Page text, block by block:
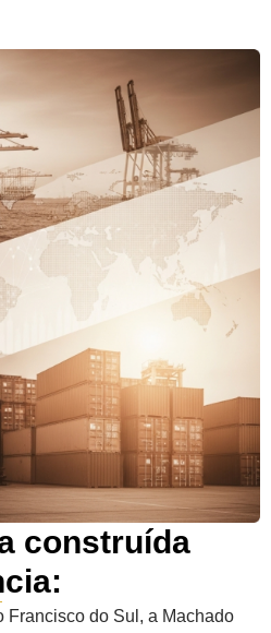
construída
Francisco do Sul, a Machado